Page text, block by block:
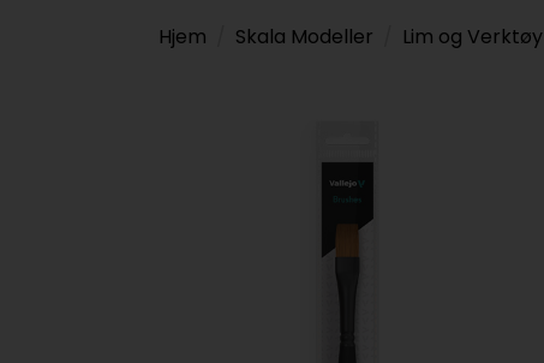
Hjem Skala Modeller Lim og Verktøy